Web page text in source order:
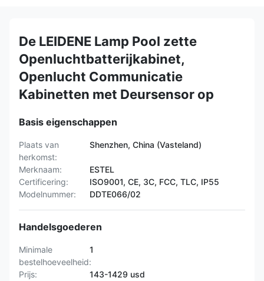
De LEIDENE Lamp Pool zette
Openluchtbatterijkabinet,
Openlucht Communicatie
Kabinetten met Deursensor op
Basis eigenschappen
Plaats van
herkomst:
Shenzhen, China (Vasteland)
Merknaam:
ESTEL
Certificering:
ISO9001, CE, 3C, FCC, TLC, IP55
Modelnummer:
DDTE066/02
Handelsgoederen
Minimale
bestelhoeveelheid:
1
Prijs:
143-1429 usd